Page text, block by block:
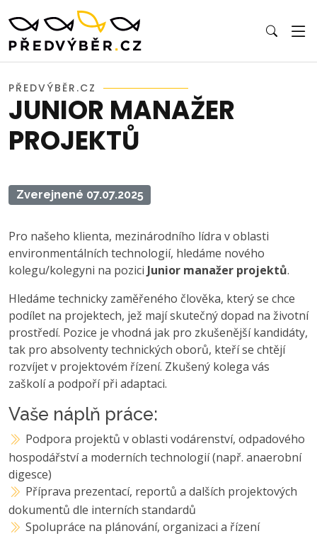
PŘEDVÝBĚR.CZ
JUNIOR MANAŽER
PROJEKTŮ
Zverejnené 07.07.2025
Pro našeho klienta, mezinárodního lídra v oblasti
environmentálních technologií, hledáme nového
kolegu/kolegyni na pozici Junior manažer projektů.
Hledáme technicky zaměřeného člověka, který se chce
podílet na projektech, jež mají skutečný dopad na životní
prostředí. Pozice je vhodná jak pro zkušenější kandidáty,
tak pro absolventy technických oborů, kteří se chtějí
rozvíjet v projektovém řízení. Zkušený kolega vás
zaškolí a podpoří při adaptaci.
Vaše náplň práce:
Podpora projektů v oblasti vodárenství, odpadového
hospodářství a moderních technologií (např. anaerobní
digesce)
Příprava prezentací, reportů a dalších projektových
dokumentů dle interních standardů
Spolupráce na plánování, organizaci a řízení